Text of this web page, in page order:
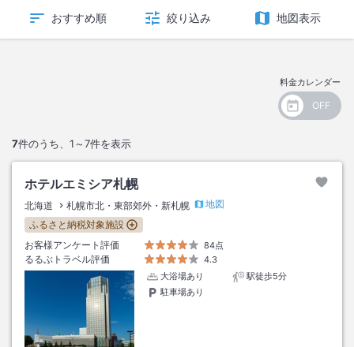
おすすめ順 絞り込み 地図表示
料金カレンダー
7件のうち、 1～7件を表示
ホテルエミシア札幌
北海道 札幌市北・東部郊外・新札幌
地図
ふるさと納税対象施設
お客様アンケート評価
84点
るるぶトラベル評価
4.3
大浴場あり
駅徒歩5分
駐車場あり